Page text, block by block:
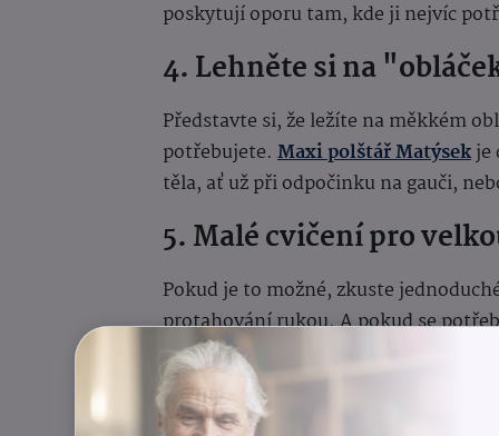
poskytují oporu tam, kde ji nejvíc
4. Lehněte si na
Představte si, že ležíte na měkkém
potřebujete. Maxi polštář Matýsekje
těla, ať už při odpočinku na gauči,
5. Malé cvičení pro
Pokud je to možné, zkuste
protahování rukou. A pokud se
dokonalou oporu, která vám
Nepohodlí nemusí být součástí